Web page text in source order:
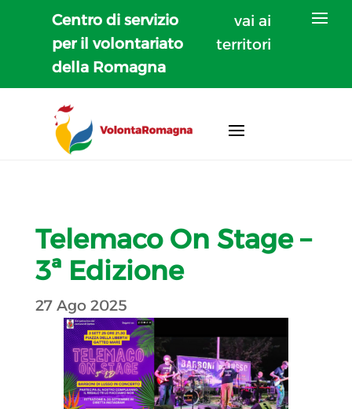
Centro di servizio
per il volontariato
della Romagna
vai ai
territori
Telemaco On Stage –
3ª Edizione
27 Ago 2025